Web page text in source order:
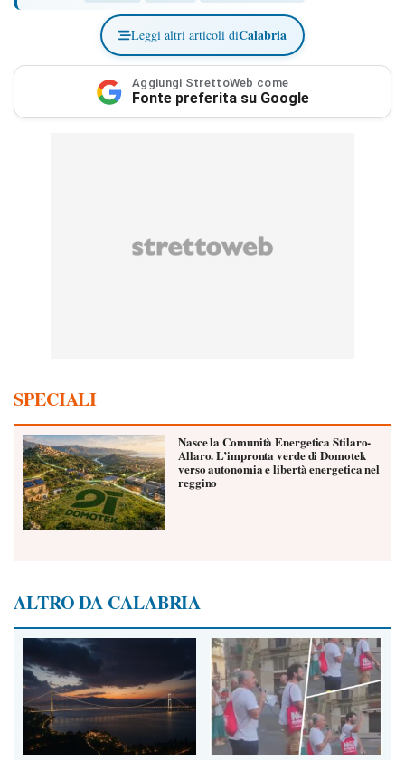
Leggi altri articoli diCalabria
Aggiungi StrettoWeb come
Fonte preferita su Google
SPECIALI
Nasce la Comunità Energetica Stilaro-
Allaro. L’impronta verde di Domotek
verso autonomia e libertà energetica nel
reggino
ALTRO DA CALABRIA